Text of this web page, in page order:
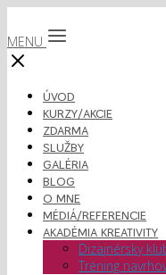
MENU
ÚVOD
KURZY/AKCIE
ZDARMA
SLUŽBY
GALÉRIA
BLOG
O MNE
MÉDIÁ/REFERENCIE
AKADÉMIA KREATIVITY
Dizajnérsky
Tréning